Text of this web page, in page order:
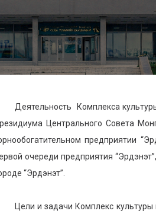
Комплекса культуры
Центрального Совета
предприятии
очереди предприятия
“Эрдэнэт”.
и задачи Комплекс культуры и